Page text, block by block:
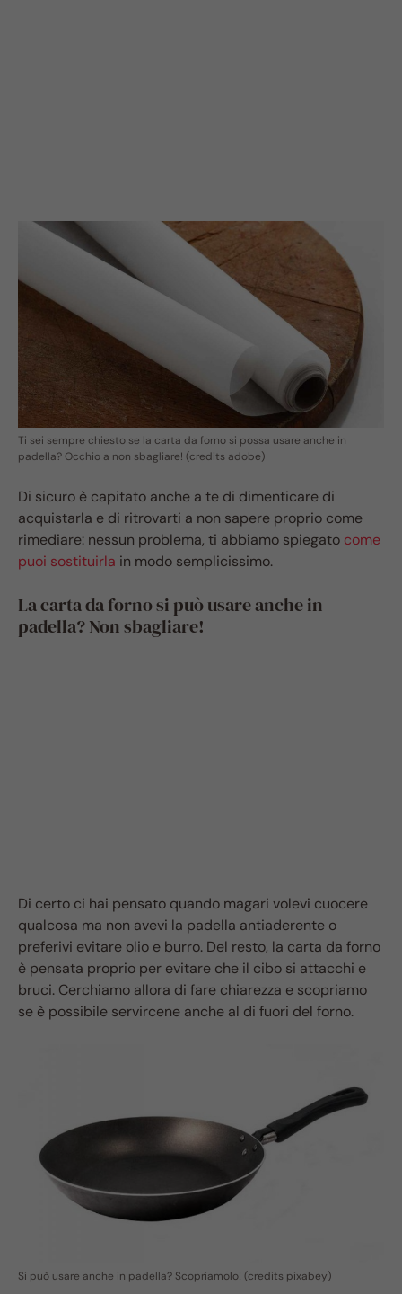
Ti sei sempre chiesto se la carta da forno si possa usare anche in
padella? Occhio a non sbagliare! (credits adobe)
Di sicuro è capitato anche a te di dimenticare di
acquistarla e di ritrovarti a non sapere proprio come
rimediare: nessun problema, ti abbiamo spiegato come
puoi sostituirla in modo semplicissimo.
La carta da forno si può usare anche in
padella? Non sbagliare!
Di certo ci hai pensato quando magari volevi cuocere
qualcosa ma non avevi la padella antiaderente o
preferivi evitare olio e burro. Del resto, la carta da forno
è pensata proprio per evitare che il cibo si attacchi e
bruci. Cerchiamo allora di fare chiarezza e scopriamo
se è possibile servircene anche al di fuori del forno.
Si può usare anche in padella? Scopriamolo! (credits pixabey)